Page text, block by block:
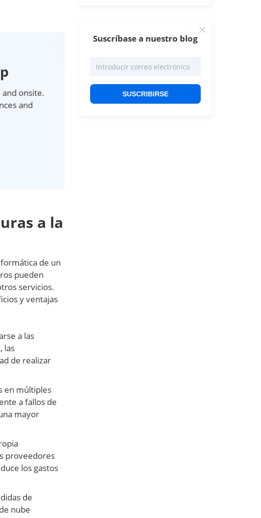
and onsite.
and
a la
de un
pueden
servicios.
y ventajas
a las
las
de realizar
en múltiples
a fallos de
mayor
proveedores
los gastos
de
nube
Suscríbase a nuestro blog
SUSCRIBIRSE